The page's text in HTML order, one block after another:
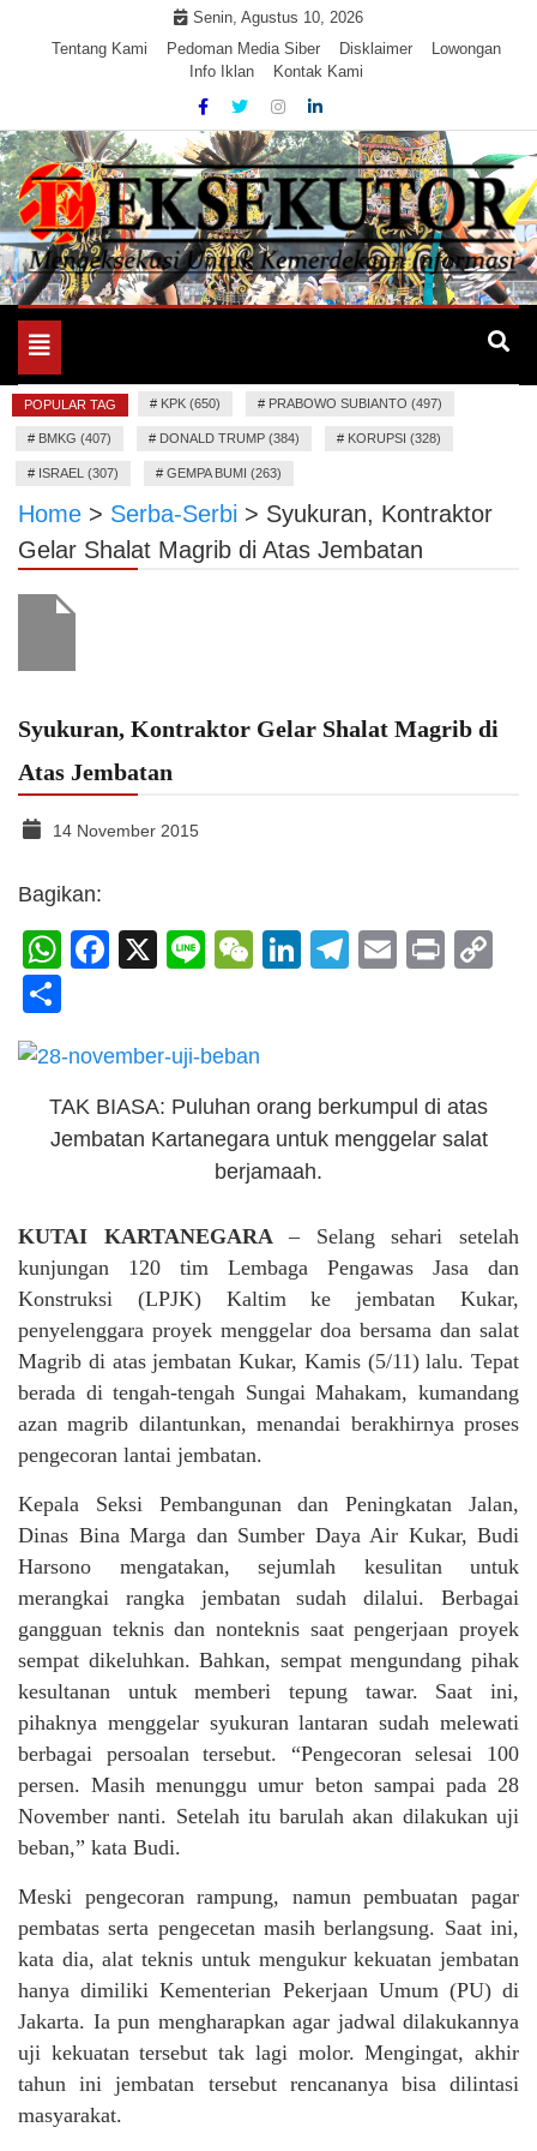
Senin, Agustus 10, 2026
Tentang Kami
Pedoman Media Siber Disklaimer
Lowongan
Info Iklan
Kontak Kami
EKSEKUTOR
Mengeksekusi Berita Untuk Kemerdekaan dan Keadilan
Toggle
navigation
POPULAR TAG # KPK (650) # PRABOWO SUBIANTO (497)
# BMKG (407) # DONALD TRUMP (384) # KORUPSI (328)
# ISRAEL (307) # GEMPA BUMI (263)
Home > Serba-Serbi > Syukuran, Kontraktor
Gelar Shalat Magrib di Atas Jembatan
Syukuran, Kontraktor Gelar Shalat Magrib di
Atas Jembatan
14 November 2015
Bagikan:
WhatsApp
Facebook
X LineWeChat
LinkedIn
Telegram
Email
Print
TAK BIASA: Puluhan orang berkumpul di atas
Jembatan Kartanegara untuk menggelar salat
berjamaah.
KUTAI KARTANEGARA – Selang sehari setelah
kunjungan 120 tim Lembaga Pengawas Jasa dan
Konstruksi (LPJK) Kaltim ke jembatan Kukar,
penyelenggara proyek menggelar doa bersama dan salat
Magrib di atas jembatan Kukar, Kamis (5/11) lalu. Tepat
berada di tengah-tengah Sungai Mahakam, kumandang
azan magrib dilantunkan, menandai berakhirnya proses
pengecoran lantai jembatan.
Kepala Seksi Pembangunan dan Peningkatan Jalan,
Dinas Bina Marga dan Sumber Daya Air Kukar, Budi
Harsono mengatakan, sejumlah kesulitan untuk
merangkai rangka jembatan sudah dilalui. Berbagai
gangguan teknis dan nonteknis saat pengerjaan proyek
sempat dikeluhkan. Bahkan, sempat mengundang pihak
kesultanan untuk memberi tepung tawar. Saat ini,
pihaknya menggelar syukuran lantaran sudah melewati
berbagai persoalan tersebut. “Pengecoran selesai 100
persen. Masih menunggu umur beton sampai pada 28
November nanti. Setelah itu barulah akan dilakukan uji
beban,” kata Budi.
Meski pengecoran rampung, namun pembuatan pagar
pembatas serta pengecetan masih berlangsung. Saat ini,
kata dia, alat teknis untuk mengukur kekuatan jembatan
hanya dimiliki Kementerian Pekerjaan Umum (PU) di
Jakarta. Ia pun mengharapkan agar jadwal dilakukannya
uji kekuatan tersebut tak lagi molor. Mengingat, akhir
tahun ini jembatan tersebut rencananya bisa dilintasi
masyarakat.